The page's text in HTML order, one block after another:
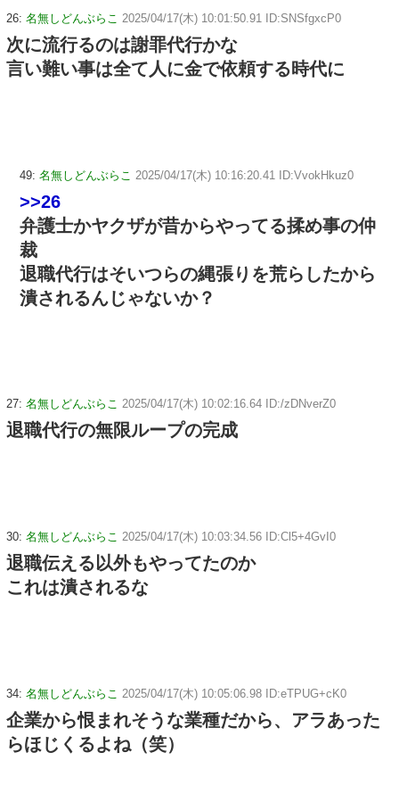
26: 名無しどんぶらこ 2025/04/17(木) 10:01:50.91 ID:SNSfgxcP0
次に流行るのは謝罪代行かな
言い難い事は全て人に金で依頼する時代に
49: 名無しどんぶらこ 2025/04/17(木) 10:16:20.41 ID:VvokHkuz0
>>26
弁護士かヤクザが昔からやってる揉め事の仲
裁
退職代行はそいつらの縄張りを荒らしたから
潰されるんじゃないか？
27: 名無しどんぶらこ 2025/04/17(木) 10:02:16.64 ID:/zDNverZ0
退職代行の無限ループの完成
30: 名無しどんぶらこ 2025/04/17(木) 10:03:34.56 ID:Cl5+4GvI0
退職伝える以外もやってたのか
これは潰されるな
34: 名無しどんぶらこ 2025/04/17(木) 10:05:06.98 ID:eTPUG+cK0
企業から恨まれそうな業種だから、アラあった
らほじくるよね（笑）